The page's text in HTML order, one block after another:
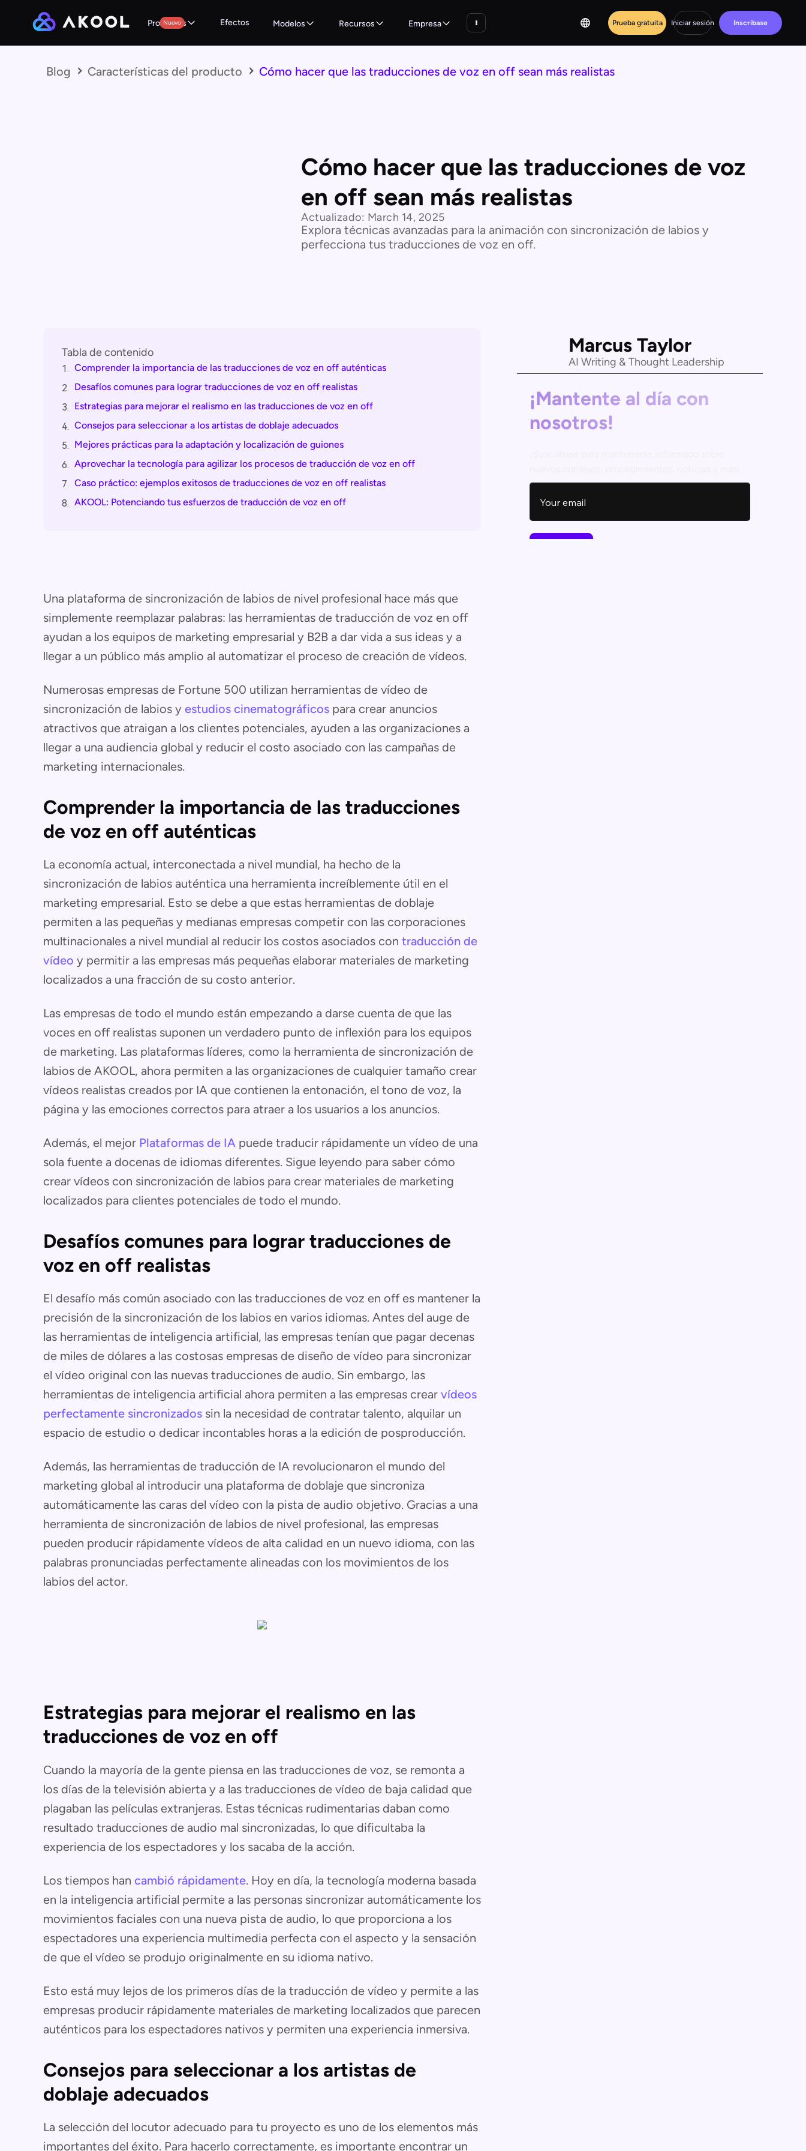
Productos
Nuevo Efectos Modelos Recursos Empresa Prueba gratuita Iniciar sesión Inscríbase
Blog Características del producto Cómo hacer que las traducciones de voz en off sean más realistas
Cómo hacer que las traducciones de voz
en off sean más realistas
Actualizado: March 14, 2025
Explora técnicas avanzadas para la animación con sincronización de labios y
perfecciona tus traducciones de voz en off.
Tabla de contenido
1. Comprender la importancia de las traducciones de voz en off auténticas
2. Desafíos comunes para lograr traducciones de voz en off realistas
3. Estrategias para mejorar el realismo en las traducciones de voz en off
4. Consejos para seleccionar a los artistas de doblaje adecuados
5. Mejores prácticas para la adaptación y localización de guiones
6. Aprovechar la tecnología para agilizar los procesos de traducción de voz en off
7. Caso práctico: ejemplos exitosos de traducciones de voz en off realistas
8. AKOOL: Potenciando tus esfuerzos de traducción de voz en off
Una plataforma de sincronización de labios de nivel profesional hace más que
simplemente reemplazar palabras: las herramientas de traducción de voz en off
ayudan a los equipos de marketing empresarial y B2B a dar vida a sus ideas y a
llegar a un público más amplio al automatizar el proceso de creación de vídeos.
Numerosas empresas de Fortune 500 utilizan herramientas de vídeo de
sincronización de labios y estudios cinematográficos para crear anuncios
atractivos que atraigan a los clientes potenciales, ayuden a las organizaciones a
llegar a una audiencia global y reducir el costo asociado con las campañas de
marketing internacionales.
Comprender la importancia de las traducciones
de voz en off auténticas
La economía actual, interconectada a nivel mundial, ha hecho de la
sincronización de labios auténtica una herramienta increíblemente útil en el
marketing empresarial. Esto se debe a que estas herramientas de doblaje
permiten a las pequeñas y medianas empresas competir con las corporaciones
multinacionales a nivel mundial al reducir los costos asociados con traducción de
vídeo y permitir a las empresas más pequeñas elaborar materiales de marketing
localizados a una fracción de su costo anterior.
Las empresas de todo el mundo están empezando a darse cuenta de que las
voces en off realistas suponen un verdadero punto de inflexión para los equipos
de marketing. Las plataformas líderes, como la herramienta de sincronización de
labios de AKOOL, ahora permiten a las organizaciones de cualquier tamaño crear
vídeos realistas creados por IA que contienen la entonación, el tono de voz, la
página y las emociones correctos para atraer a los usuarios a los anuncios.
Además, el mejor Plataformas de IA puede traducir rápidamente un vídeo de una
sola fuente a docenas de idiomas diferentes. Sigue leyendo para saber cómo
crear vídeos con sincronización de labios para crear materiales de marketing
localizados para clientes potenciales de todo el mundo.
Desafíos comunes para lograr traducciones de
voz en off realistas
El desafío más común asociado con las traducciones de voz en off es mantener la
precisión de la sincronización de los labios en varios idiomas. Antes del auge de
las herramientas de inteligencia artificial, las empresas tenían que pagar decenas
de miles de dólares a las costosas empresas de diseño de vídeo para sincronizar
el vídeo original con las nuevas traducciones de audio. Sin embargo, las
herramientas de inteligencia artificial ahora permiten a las empresas crear vídeos
perfectamente sincronizados sin la necesidad de contratar talento, alquilar un
espacio de estudio o dedicar incontables horas a la edición de posproducción.
Además, las herramientas de traducción de IA revolucionaron el mundo del
marketing global al introducir una plataforma de doblaje que sincroniza
automáticamente las caras del vídeo con la pista de audio objetivo. Gracias a una
herramienta de sincronización de labios de nivel profesional, las empresas
pueden producir rápidamente vídeos de alta calidad en un nuevo idioma, con las
palabras pronunciadas perfectamente alineadas con los movimientos de los
labios del actor.
Estrategias para mejorar el realismo en las
traducciones de voz en off
Cuando la mayoría de la gente piensa en las traducciones de voz, se remonta a
los días de la televisión abierta y a las traducciones de vídeo de baja calidad que
plagaban las películas extranjeras. Estas técnicas rudimentarias daban como
resultado traducciones de audio mal sincronizadas, lo que dificultaba la
experiencia de los espectadores y los sacaba de la acción.
Los tiempos han cambió rápidamente. Hoy en día, la tecnología moderna basada
en la inteligencia artificial permite a las personas sincronizar automáticamente los
movimientos faciales con una nueva pista de audio, lo que proporciona a los
espectadores una experiencia multimedia perfecta con el aspecto y la sensación
de que el vídeo se produjo originalmente en su idioma nativo.
Esto está muy lejos de los primeros días de la traducción de vídeo y permite a las
empresas producir rápidamente materiales de marketing localizados que parecen
auténticos para los espectadores nativos y permiten una experiencia inmersiva.
Consejos para seleccionar a los artistas de
doblaje adecuados
La selección del locutor adecuado para tu proyecto es uno de los elementos más
importantes del éxito. Para hacerlo correctamente, es importante encontrar un
Marcus Taylor
AI Writing & Thought Leadership
¡Mantente al día con
nosotros!